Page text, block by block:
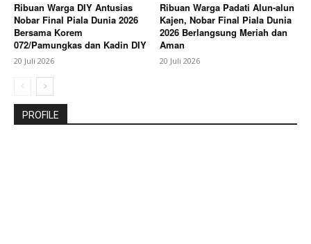
Ribuan Warga DIY Antusias
Nobar Final Piala Dunia 2026
Bersama Korem
072/Pamungkas dan Kadin DIY
20 Juli 2026
Ribuan Warga Padati Alun-alun
Kajen, Nobar Final Piala Dunia
2026 Berlangsung Meriah dan
Aman
20 Juli 2026
PROFILE